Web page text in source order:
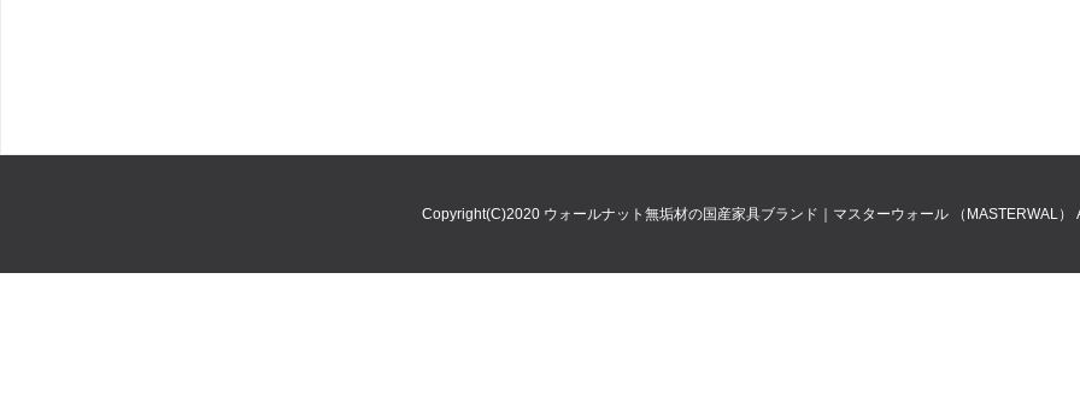
Copyright(C)2020 ウォールナット無垢材の国産家具ブランド｜マスターウォール （MASTERWAL）